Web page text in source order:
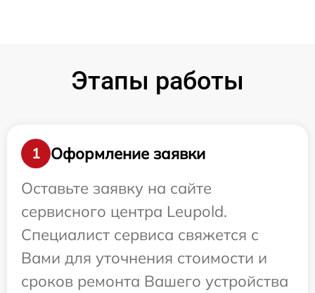
Этапы работы
1
Оформление заявки
Оставьте заявку на сайте
сервисного центра Leupold.
Специалист сервиса свяжется с
Вами для уточнения стоимости и
сроков ремонта Вашего устройства